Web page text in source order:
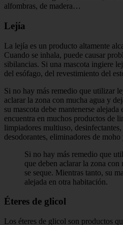
alfombras, de madera…
Lejía
La lejía es un producto altamente
Cuando se inhala, puede causar
sibilancias. Si una mascota ingiere
del esófago, del revestimiento del
Si no hay más remedio que utilizar
aclarar la zona con mucha agua y
su mascota debe mantenerse
encuentra en muchos productos de
limpiadores multiuso,
desodorantes, eliminadores de moho
Si no hay más remedio que
que deben aclarar la zona
se seque. Mientras tanto, su
alejada en otra habitación.
Éteres de glicol
Los éteres de glicol son productos